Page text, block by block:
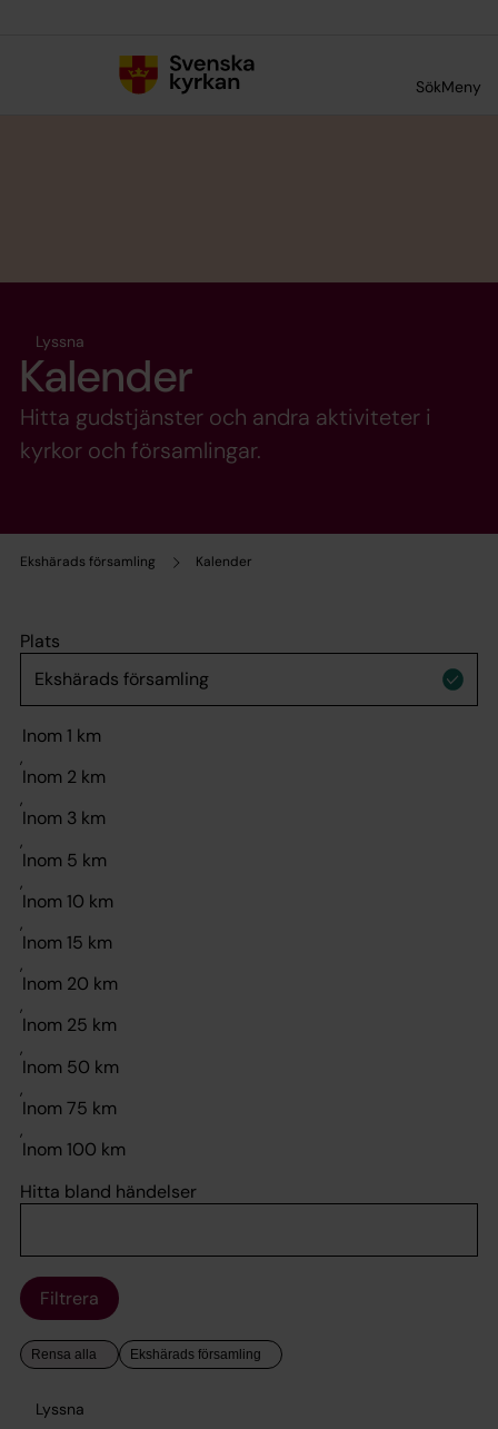
SökMeny
Ekshärads församling Kalender
Lyssna
Kalender
Hitta gudstjänster och andra aktiviteter i
kyrkor och församlingar.
Plats
,
,
,
,
,
,
,
,
,
,
Hitta bland händelser
Filtrera
Lyssna